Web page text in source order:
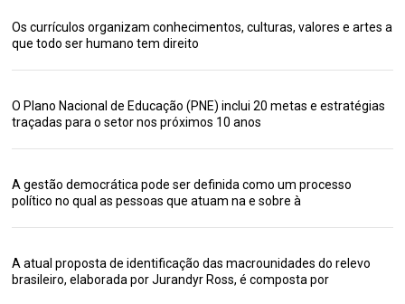
Os currículos organizam conhecimentos, culturas, valores e artes a
que todo ser humano tem direito
O Plano Nacional de Educação (PNE) inclui 20 metas e estratégias
traçadas para o setor nos próximos 10 anos
A gestão democrática pode ser definida como um processo
político no qual as pessoas que atuam na e sobre à
A atual proposta de identificação das macrounidades do relevo
brasileiro, elaborada por Jurandyr Ross, é composta por